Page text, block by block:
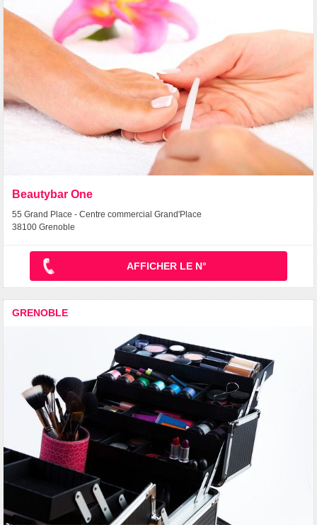
Beautybar One
55 Grand Place - Centre commercial Grand'Place
38100 Grenoble
AFFICHER LE N°
GRENOBLE